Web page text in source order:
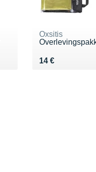
Oxsitis
14 €
Vendu 14 €